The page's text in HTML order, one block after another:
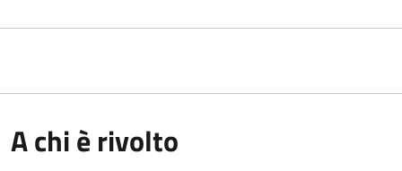
A chi è rivolto